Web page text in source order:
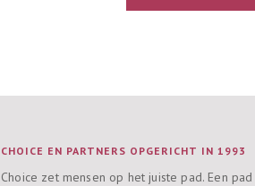
CHOICE EN PARTNERS OPGERICHT IN 1993
Choice zet mensen op het juiste pad. Een